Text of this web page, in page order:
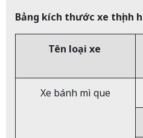
Bảng kích thước xe thịnh
Tên loại xe
Xe bánh mì que